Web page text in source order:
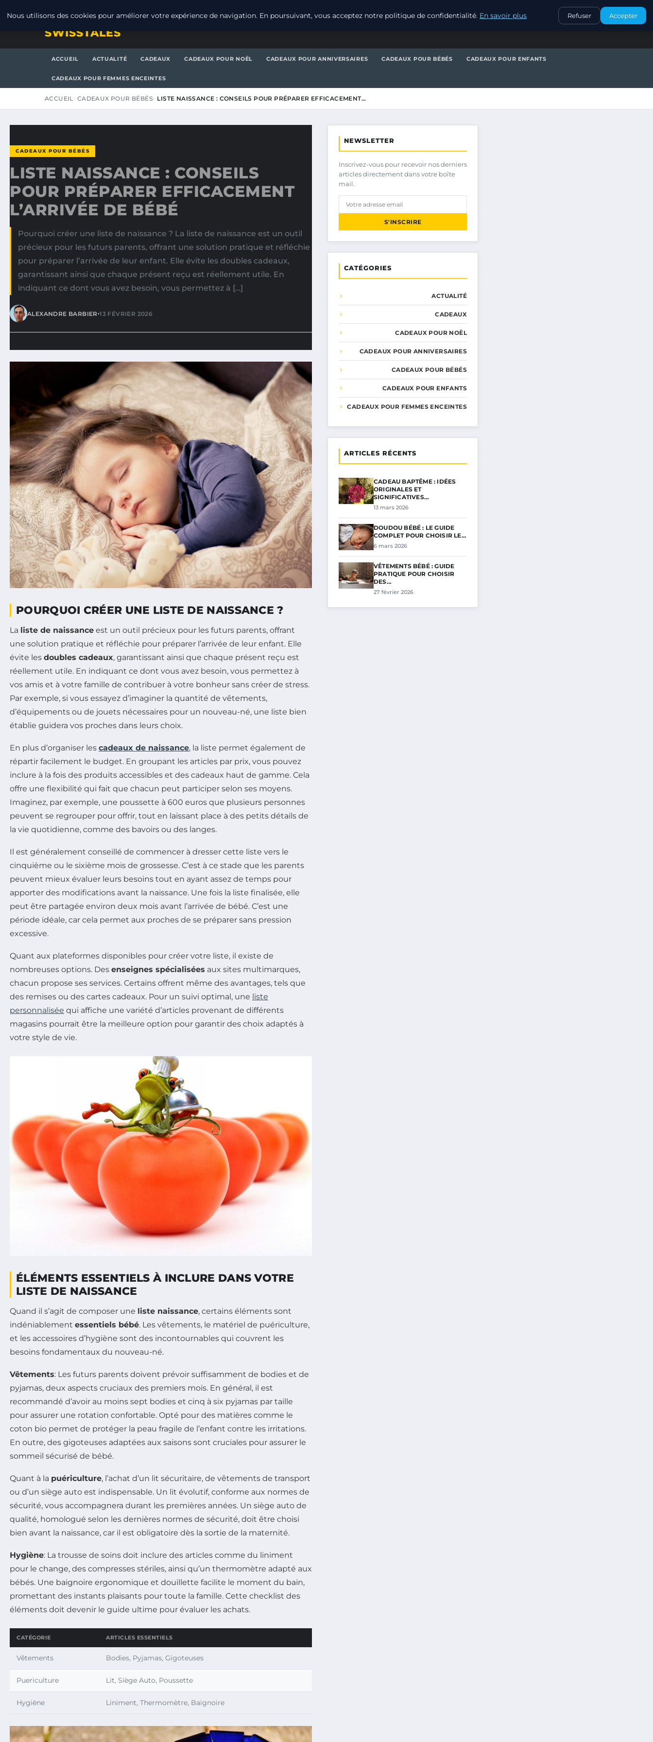
CONTACT
SWISSTALES
ACCUEIL ACTUALITÉ CADEAUX CADEAUX POUR NOËL CADEAUX POUR ANNIVERSAIRES CADEAUX POUR BÉBÉS CADEAUX POUR ENFANTS
CADEAUX POUR FEMMES ENCEINTES
ACCUEIL CADEAUX POUR BÉBÉS LISTE NAISSANCE : CONSEILS POUR PRÉPARER EFFICACEMENT…
CADEAUX POUR BÉBÉS
LISTE NAISSANCE : CONSEILS
POUR PRÉPARER EFFICACEMENT
L’ARRIVÉE DE BÉBÉ
Pourquoi créer une liste de naissance ? La liste de naissance est un outil
précieux pour les futurs parents, offrant une solution pratique et réfléchie
pour préparer l’arrivée de leur enfant. Elle évite les doubles cadeaux,
garantissant ainsi que chaque présent reçu est réellement utile. En
indiquant ce dont vous avez besoin, vous permettez à […]
ALEXANDRE BARBIER•13 FÉVRIER 2026
POURQUOI CRÉER UNE LISTE DE NAISSANCE ?
La liste de naissance est un outil précieux pour les futurs parents, offrant
une solution pratique et réfléchie pour préparer l’arrivée de leur enfant. Elle
évite les doubles cadeaux, garantissant ainsi que chaque présent reçu est
réellement utile. En indiquant ce dont vous avez besoin, vous permettez à
vos amis et à votre famille de contribuer à votre bonheur sans créer de stress.
Par exemple, si vous essayez d’imaginer la quantité de vêtements,
d’équipements ou de jouets nécessaires pour un nouveau-né, une liste bien
établie guidera vos proches dans leurs choix.
En plus d’organiser les cadeaux de naissance, la liste permet également de
répartir facilement le budget. En groupant les articles par prix, vous pouvez
inclure à la fois des produits accessibles et des cadeaux haut de gamme. Cela
offre une flexibilité qui fait que chacun peut participer selon ses moyens.
Imaginez, par exemple, une poussette à 600 euros que plusieurs personnes
peuvent se regrouper pour offrir, tout en laissant place à des petits détails de
la vie quotidienne, comme des bavoirs ou des langes.
Il est généralement conseillé de commencer à dresser cette liste vers le
cinquième ou le sixième mois de grossesse. C’est à ce stade que les parents
peuvent mieux évaluer leurs besoins tout en ayant assez de temps pour
apporter des modifications avant la naissance. Une fois la liste finalisée, elle
peut être partagée environ deux mois avant l’arrivée de bébé. C’est une
période idéale, car cela permet aux proches de se préparer sans pression
excessive.
Quant aux plateformes disponibles pour créer votre liste, il existe de
nombreuses options. Des enseignes spécialisées aux sites multimarques,
chacun propose ses services. Certains offrent même des avantages, tels que
des remises ou des cartes cadeaux. Pour un suivi optimal, une liste
personnalisée qui affiche une variété d’articles provenant de différents
magasins pourrait être la meilleure option pour garantir des choix adaptés à
votre style de vie.
ÉLÉMENTS ESSENTIELS À INCLURE DANS VOTRE
LISTE DE NAISSANCE
Quand il s’agit de composer une liste naissance, certains éléments sont
indéniablement essentiels bébé. Les vêtements, le matériel de puériculture,
et les accessoires d’hygiène sont des incontournables qui couvrent les
besoins fondamentaux du nouveau-né.
Vêtements: Les futurs parents doivent prévoir suffisamment de bodies et de
pyjamas, deux aspects cruciaux des premiers mois. En général, il est
recommandé d’avoir au moins sept bodies et cinq à six pyjamas par taille
pour assurer une rotation confortable. Opté pour des matières comme le
coton bio permet de protéger la peau fragile de l’enfant contre les irritations.
En outre, des gigoteuses adaptées aux saisons sont cruciales pour assurer le
sommeil sécurisé de bébé.
Quant à la puériculture, l’achat d’un lit sécuritaire, de vêtements de transport
ou d’un siège auto est indispensable. Un lit évolutif, conforme aux normes de
sécurité, vous accompagnera durant les premières années. Un siège auto de
qualité, homologué selon les dernières normes de sécurité, doit être choisi
bien avant la naissance, car il est obligatoire dès la sortie de la maternité.
Hygiène: La trousse de soins doit inclure des articles comme du liniment
pour le change, des compresses stériles, ainsi qu’un thermomètre adapté aux
bébés. Une baignoire ergonomique et douillette facilite le moment du bain,
promettant des instants plaisants pour toute la famille. Cette checklist des
éléments doit devenir le guide ultime pour évaluer les achats.
CATÉGORIE ARTICLES ESSENTIELS
Vêtements Bodies, Pyjamas, Gigoteuses
Puericulture Lit, Siège Auto, Poussette
Hygiène Liniment, Thermomètre, Baignoire
NEWSLETTER
Inscrivez-vous pour recevoir nos derniers
articles directement dans votre boîte
mail.
S'INSCRIRE
CATÉGORIES
ACTUALITÉ
CADEAUX
CADEAUX POUR NOËL
CADEAUX POUR ANNIVERSAIRES
CADEAUX POUR BÉBÉS
CADEAUX POUR ENFANTS
CADEAUX POUR FEMMES ENCEINTES
ARTICLES RÉCENTS
CADEAU BAPTÊME : IDÉES
ORIGINALES ET
SIGNIFICATIVES…
13 mars 2026
DOUDOU BÉBÉ : LE GUIDE
COMPLET POUR CHOISIR LE…
6 mars 2026
VÊTEMENTS BÉBÉ : GUIDE
PRATIQUE POUR CHOISIR
DES…
27 février 2026
Nous utilisons des cookies pour améliorer votre expérience de navigation. En poursuivant, vous acceptez notre politique de confidentialité. En savoir plus Refuser Accepter